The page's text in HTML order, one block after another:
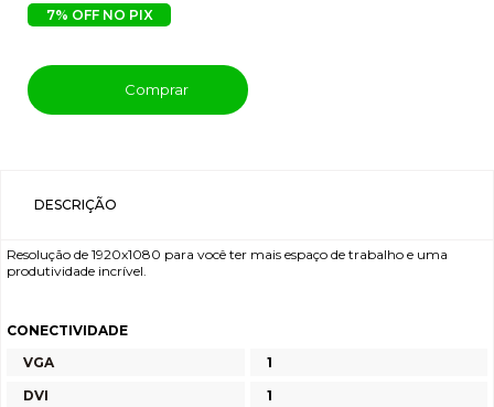
7% OFF NO PIX
Comprar
DESCRIÇÃO
Resolução de 1920x1080 para você ter mais espaço de trabalho e uma
produtividade incrível.
CONECTIVIDADE
VGA
1
DVI
1